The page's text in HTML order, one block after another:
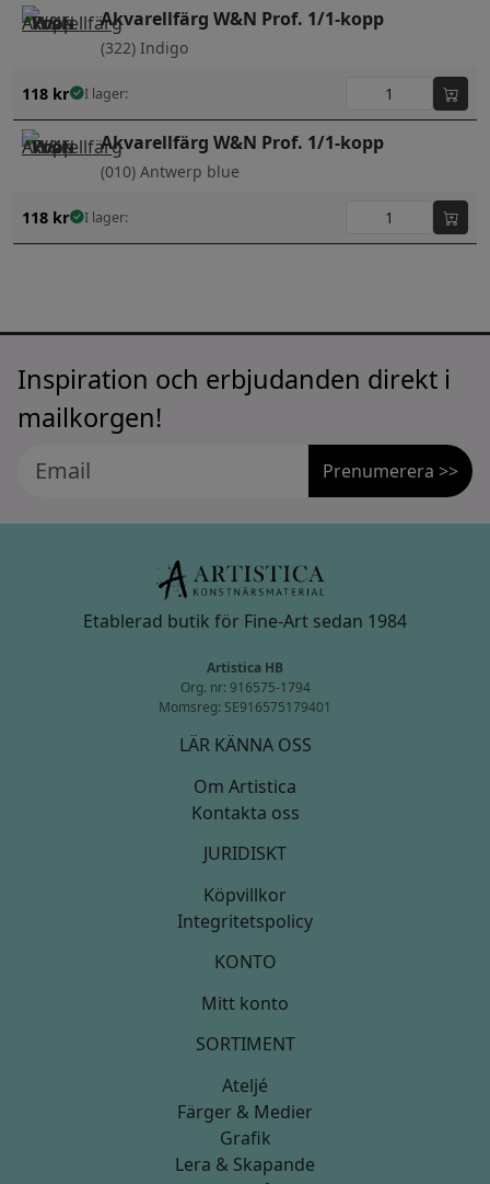
Akvarellfärg W&N Prof. 1/1-kopp
(322) Indigo
118 kr I lager:
Akvarellfärg W&N Prof. 1/1-kopp
(010) Antwerp blue
118 kr I lager:
Inspiration och erbjudanden direkt i
mailkorgen!
Prenumerera >>
Etablerad butik för Fine-Art sedan 1984
Artistica HB
Org. nr: 916575-1794
Momsreg: SE916575179401
LÄR KÄNNA OSS
Om Artistica
Kontakta oss
JURIDISKT
Köpvillkor
Integritetspolicy
KONTO
Mitt konto
SORTIMENT
Ateljé
Färger & Medier
Grafik
Lera & Skapande